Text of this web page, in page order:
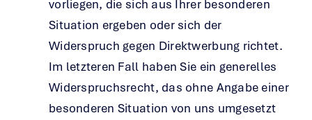
vorliegen, die sich aus Ihrer besonderen
Situation ergeben oder sich der
Widerspruch gegen Direktwerbung richtet.
Im letzteren Fall haben Sie ein generelles
Widerspruchsrecht, das ohne Angabe einer
besonderen Situation von uns umgesetzt